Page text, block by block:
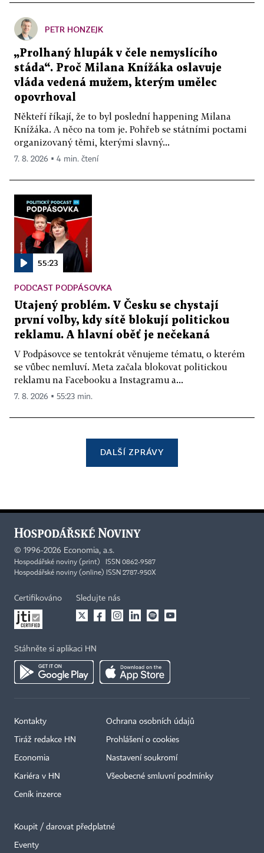
PETR HONZEJK
„Prolhaný hlupák v čele nemyslícího
stáda“. Proč Milana Knížáka oslavuje
vláda vedená mužem, kterým umělec
opovrhoval
Někteří říkají, že to byl poslední happening Milana
Knížáka. A něco na tom je. Pohřeb se státními poctami
organizovaný těmi, kterými slavný...
7. 8. 2026 ▪ 4 min. čtení
55:23
PODCAST PODPÁSOVKA
Utajený problém. V Česku se chystají
první volby, kdy sítě blokují politickou
reklamu. A hlavní oběť je nečekaná
V Podpásovce se tentokrát věnujeme tématu, o kterém
se vůbec nemluví. Meta začala blokovat politickou
reklamu na Facebooku a Instagramu a...
7. 8. 2026 ▪ 55:23 min.
DALŠÍ ZPRÁVY
© 1996-2026 Economia, a.s.
Hospodářské noviny (print) ISSN 0862-9587
Hospodářské noviny (online) ISSN 2787-950X
Certifikováno Sledujte nás
Stáhněte si aplikaci HN
Kontakty
Tiráž redakce HN
Economia
Kariéra v HN
Ceník inzerce
Ochrana osobních údajů
Prohlášení o cookies
Nastavení soukromí
Všeobecné smluvní podmínky
Koupit / darovat předplatné
Eventy